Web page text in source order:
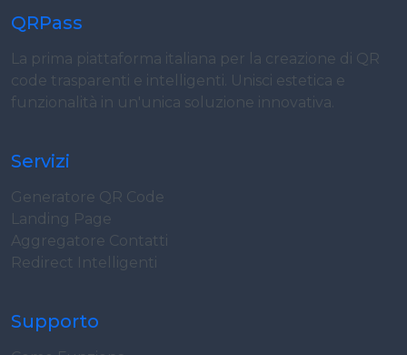
QRPass
La prima piattaforma italiana per la creazione di QR
code trasparenti e intelligenti. Unisci estetica e
funzionalità in un'unica soluzione innovativa.
Servizi
Generatore QR Code
Landing Page
Aggregatore Contatti
Redirect Intelligenti
Supporto